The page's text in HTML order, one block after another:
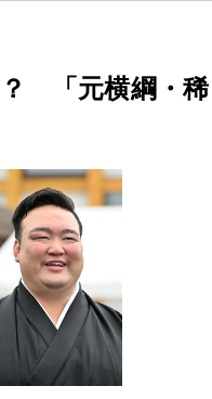
「元横綱・稀